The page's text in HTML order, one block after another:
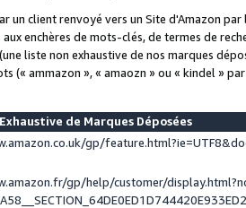
un client renvoyé vers un Site d'Amazon
enchères de mots-clés, de termes de
liste non exhaustive de nos marques
(« ammazon », « amaozn » ou « kindel »
de Marques Déposées
gp/
gp/help/customer/